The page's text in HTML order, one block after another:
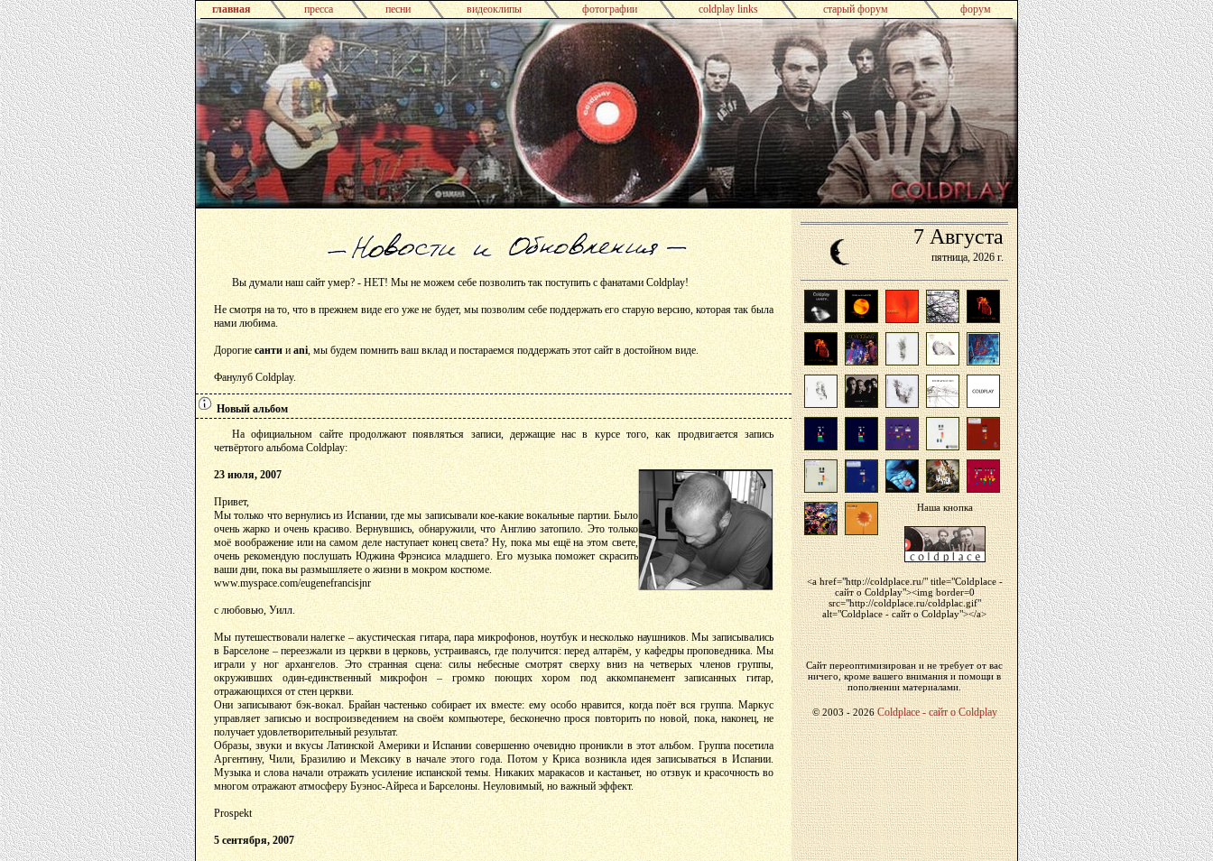
главная пресса песни видеоклипы фотографии coldplay links старый форум форум
7Августа
пятница,2026 г.
Наша кнопка
<a href="http://coldplace.ru/" title="Сoldplace -
сайт о Coldplay"><img border=0
src="http://coldplace.ru/coldplac.gif"
alt="Сoldplace - сайт о Coldplay"></a>
Сайт переоптимизирован и не требует от вас
ничего, кроме вашего внимания и помощи в
пополнении материалами.
© 2003 -2026Сoldplace - сайт о Coldplay
Вы думали наш сайт умер? - НЕТ! Мы не можем себе позволить так поступить с фанатами Coldplay!
Не смотря на то, что в прежнем виде его уже не будет, мы позволим себе поддержать его старую версию, которая так была
нами любима.
Дорогие санти и ani, мы будем помнить ваш вклад и постараемся поддержать этот сайт в достойном виде.
Фанулуб Coldplay.
Новый альбом
На официальном сайте продолжают появляться записи, держащие нас в курсе того, как продвигается запись
четвёртого альбома Coldplay:
23 июля, 2007
Привет,
Мы только что вернулись из Испании, где мы записывали кое-какие вокальные партии. Было
очень жарко и очень красиво. Вернувшись, обнаружили, что Англию затопило. Это только
моё воображение или на самом деле наступает конец света? Ну, пока мы ещё на этом свете,
очень рекомендую послушать Юджина Фрэнсиса младшего. Его музыка поможет скрасить
ваши дни, пока вы размышляете о жизни в мокром костюме.
www.myspace.com/eugenefrancisjnr
с любовью, Уилл.
Мы путешествовали налегке – акустическая гитара, пара микрофонов, ноутбук и несколько наушников. Мы записывались
в Барселоне – переезжали из церкви в церковь, устраиваясь, где получится: перед алтарём, у кафедры проповедника. Мы
играли у ног архангелов. Это странная сцена: силы небесные смотрят сверху вниз на четверых членов группы,
окруживших один-единственный микрофон – громко поющих хором под аккомпанемент записанных гитар,
отражающихся от стен церкви.
Они записывают бэк-вокал. Брайан частенько собирает их вместе: ему особо нравится, когда поёт вся группа. Маркус
управляет записью и воспроизведением на своём компьютере, бесконечно прося повторить по новой, пока, наконец, не
получает удовлетворительный результат.
Образы, звуки и вкусы Латинской Америки и Испании совершенно очевидно проникли в этот альбом. Группа посетила
Аргентину, Чили, Бразилию и Мексику в начале этого года. Потом у Криса возникла идея записываться в Испании.
Музыка и слова начали отражать усиление испанской темы. Никаких маракасов и кастаньет, но отзвук и красочность во
многом отражают атмосферу Буэнос-Айреса и Барселоны. Неуловимый, но важный эффект.
Prospekt
5 сентября, 2007